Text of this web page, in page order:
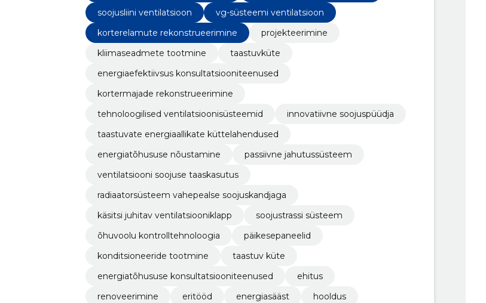
soojusliini ventilatsioon
vg-süsteemi ventilatsioon
korterelamute rekonstrueerimine
projekteerimine
kliimaseadmete tootmine
taastuvküte
energiaefektiivsus konsultatsiooniteenused
kortermajade rekonstrueerimine
tehnoloogilised ventilatsioonisüsteemid
innovatiivne soojuspüüdja
taastuvate energiaallikate küttelahendused
energiatõhususe nõustamine
passiivne jahutussüsteem
ventilatsiooni soojuse taaskasutus
radiaatorsüsteem vahepealse soojuskandjaga
käsitsi juhitav ventilatsiooniklapp
soojustrassi süsteem
õhuvoolu kontrolltehnoloogia
päikesepaneelid
konditsioneeride tootmine
taastuv küte
energiatõhususe konsultatsiooniteenused
ehitus
renoveerimine
eritööd energiasääst
hooldus